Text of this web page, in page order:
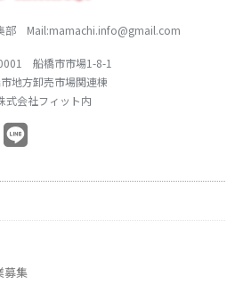
部 Mail:mamachi.info@gmail.com
船橋市市場1-8-1
地方卸売市場関連棟
式会社フィット内
募集